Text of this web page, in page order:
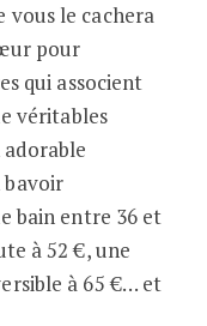
vous le cachera
pour
qui associent
véritables
bavoir
bain entre 36 et
à 52 €, une
à 65 €… et